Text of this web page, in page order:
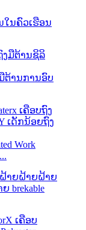
ໃນຄົວເຮືອນ
ຕ້ານການອົບ
Work
brekable